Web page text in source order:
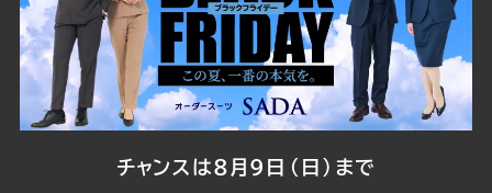
公
式
Youtube
公
式
Facebook
公
式
Twitter
公
式
公
式
チャンスは8月9日（日）まで